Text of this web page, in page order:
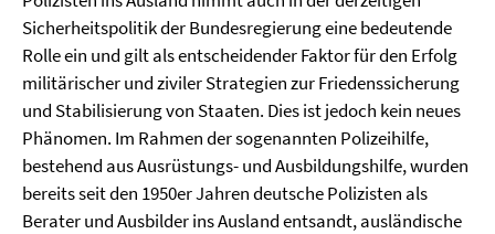
Sicherheitspolitik der Bundesregierung eine bedeutende
Rolle ein und gilt als entscheidender Faktor für den Erfolg
militärischer und ziviler Strategien zur Friedenssicherung
und Stabilisierung von Staaten. Dies ist jedoch kein neues
Phänomen. Im Rahmen der sogenannten Polizeihilfe,
bestehend aus Ausrüstungs- und Ausbildungshilfe, wurden
bereits seit den 1950er Jahren deutsche Polizisten als
Berater und Ausbilder ins Ausland entsandt, ausländische